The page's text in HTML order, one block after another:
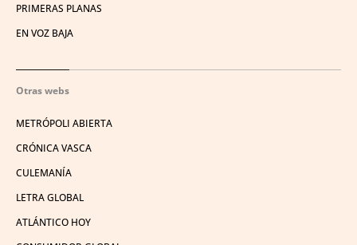
PRIMERAS PLANAS
EN VOZ BAJA
Otras webs
METRÓPOLI ABIERTA
CRÓNICA VASCA
CULEMANÍA
LETRA GLOBAL
ATLÁNTICO HOY